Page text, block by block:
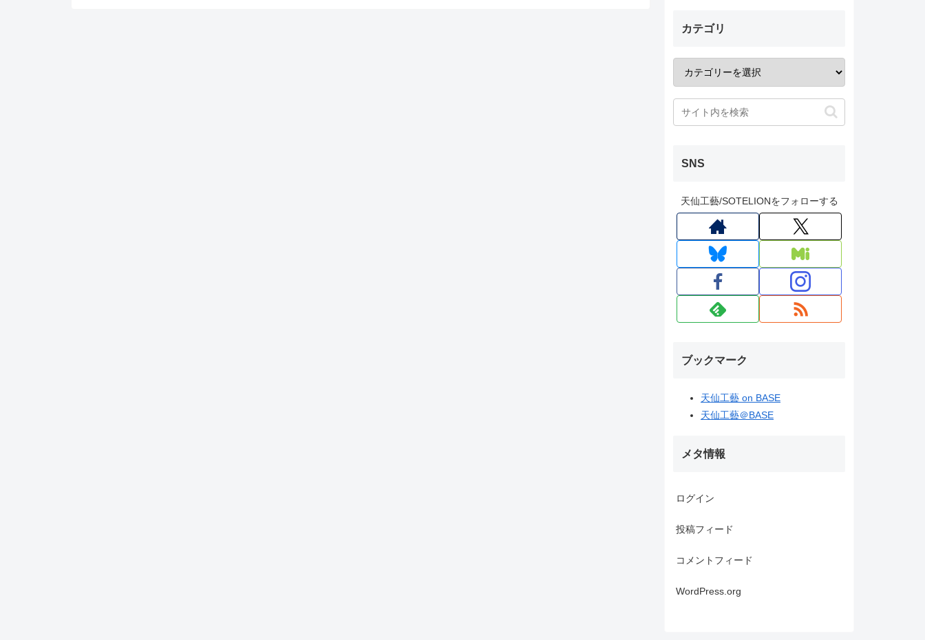
カテゴリ
SNS
天仙工藝/SOTELIONをフォローする
ブックマーク
天仙工藝 on BASE
天仙工藝＠BASE
メタ情報
ログイン
投稿フィード
コメントフィード
WordPress.org